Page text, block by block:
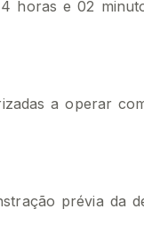
horas e 02
a operar
prévia da